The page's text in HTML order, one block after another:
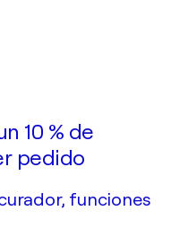
encargo
10 % de
pedido
funciones